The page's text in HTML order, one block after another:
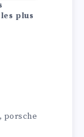
plus
, porsche